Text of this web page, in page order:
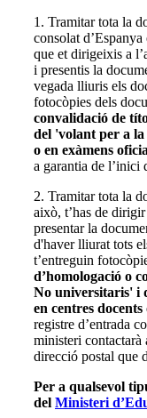
1. Tramitar tota la
consolat
que et dirigeixis a
i presentis la
vegada lliuris els
fotocòpies dels
convalidació de
del 'volant per a la
o en exàmens
a garantia de l’inici
2. Tramitar tota la
això, t’has de
presentar la
d'haver lliurat tots
t’entreguin
d’homologació o
No universitaris' i
en centres
registre d’entrada
ministeri contactarà
direcció postal que
Per a qualsevol
del Ministeri